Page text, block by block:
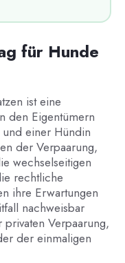
für Hunde
ist eine
den Eigentümern
einer Hündin
der Verpaarung,
wechselseitigen
rechtliche
ihre Erwartungen
nachweisbar
Verpaarung,
der einmaligen